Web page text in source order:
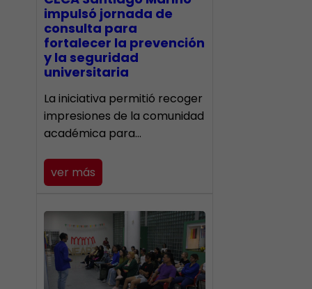
impulsó jornada de
consulta para
fortalecer la prevención
y la seguridad
universitaria
La iniciativa permitió recoger
impresiones de la comunidad
académica para…
ver más